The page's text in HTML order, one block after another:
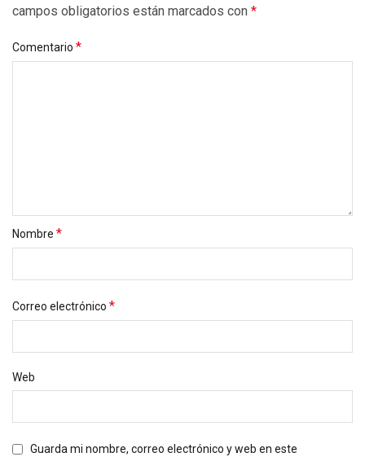
campos obligatorios están marcados con *
Comentario *
Nombre *
Correo electrónico *
Web
Guarda mi nombre, correo electrónico y web en este